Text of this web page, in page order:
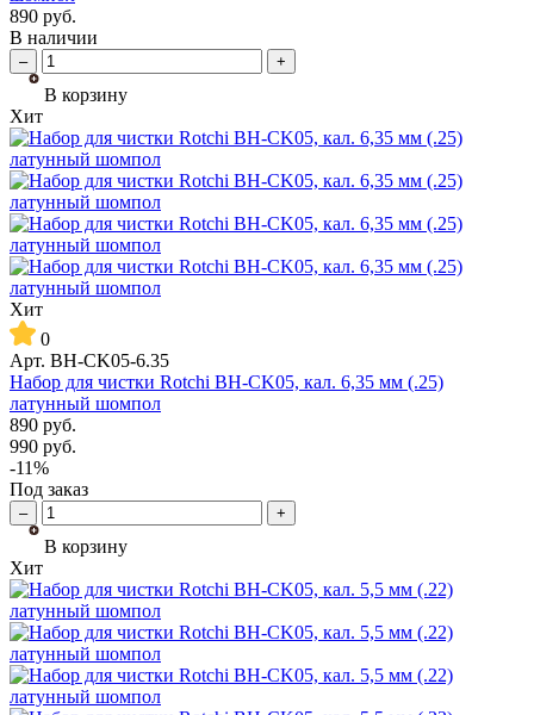
890 руб.
В наличии
– +
В корзину
Хит
Хит
0
Арт. BH-CK05-6.35
Набор для чистки Rotchi BH-CK05, кал. 6,35 мм (.25)
латунный шомпол
890 руб.
990 руб.
-11%
Под заказ
– +
В корзину
Хит